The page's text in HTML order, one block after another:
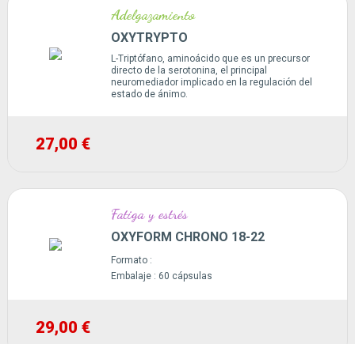
Adelgazamiento
OXYTRYPTO
L-Triptófano, aminoácido que es un precursor
directo de la serotonina, el principal
neuromediador implicado en la regulación del
estado de ánimo.
27,00 €
Fatiga y estrés
OXYFORM CHRONO 18-22
Formato :
Embalaje : 60 cápsulas
29,00 €